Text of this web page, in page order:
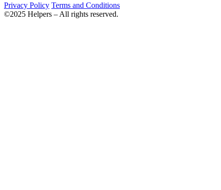
Privacy Policy Terms and Conditions
©2025 Helpers – All rights reserved.